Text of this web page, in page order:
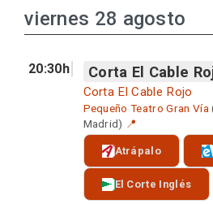
viernes 28 agosto
20:30h Corta El Cable
Corta El Cable Rojo
Pequeño Teatro Gran Vía
Madrid) 📍
Atrápalo
El Corte Inglés